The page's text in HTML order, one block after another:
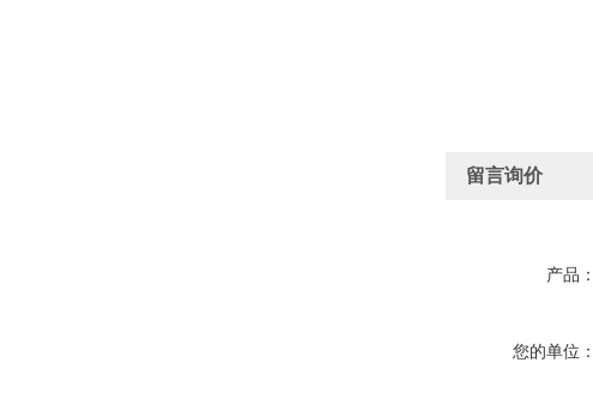
留言询价
产品：
您的单位：